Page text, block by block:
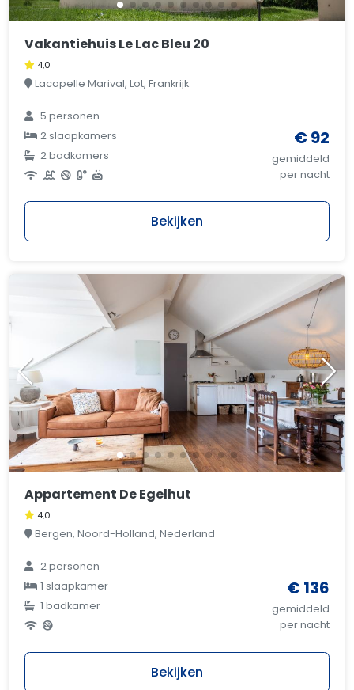
Vakantiehuis Le Lac Bleu 20
4,0
Lacapelle Marival, Lot, Frankrijk
5 personen
2 slaapkamers
2 badkamers
€ 92
gemiddeld
per nacht
Bekijken
Appartement De Egelhut
4,0
Bergen, Noord-Holland, Nederland
2 personen
1 slaapkamer
1 badkamer
€ 136
gemiddeld
per nacht
Bekijken